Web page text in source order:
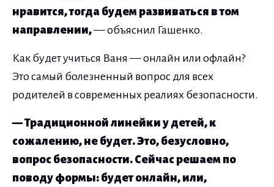
нравится, тогда будем развиваться в том
направлении,— объяснил Гашенко.
Как будет учиться Ваня — онлайн или офлайн?
Это самый болезненный вопрос для всех
родителей в современных реалиях безопасности.
— Традиционной линейки у детей, к
сожалению, не будет. Это, безусловно,
вопрос безопасности. Сейчас решаем по
поводу формы: будет онлайн, или,